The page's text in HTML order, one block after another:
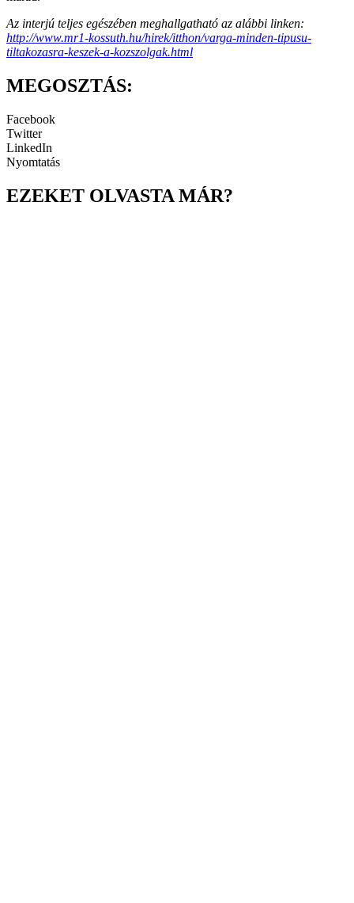
Az interjú teljes egészében meghallgatható az alábbi linken:
http://www.mr1-kossuth.hu/hirek/itthon/varga-minden-tipusu-
tiltakozasra-keszek-a-kozszolgak.html
MEGOSZTÁS:
Facebook
Twitter
LinkedIn
Nyomtatás
EZEKET OLVASTA MÁR?